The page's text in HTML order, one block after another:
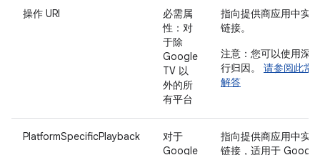
操作 URI
必需属
性 ：对
于除
Google
TV 以
外的所
有平台
指向提供商应用中实
链接。
注意：您可以使用深
行归因。 请参阅此常
解答
PlatformSpecificPlayback
对于
Google
指向提供商应用中实
链接，适用于